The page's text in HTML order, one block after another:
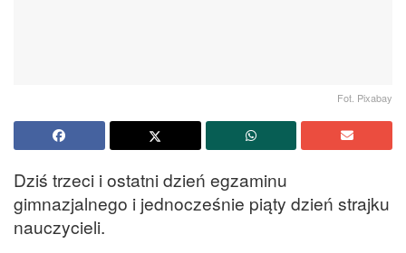
Fot. Pixabay
Dziś trzeci i ostatni dzień egzaminu
gimnazjalnego i jednocześnie piąty dzień strajku
nauczycieli.